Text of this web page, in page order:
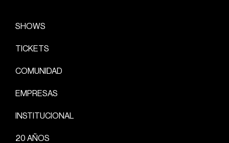
SHOWS
TICKETS
COMUNIDAD
EMPRESAS
INSTITUCIONAL
20 AÑOS